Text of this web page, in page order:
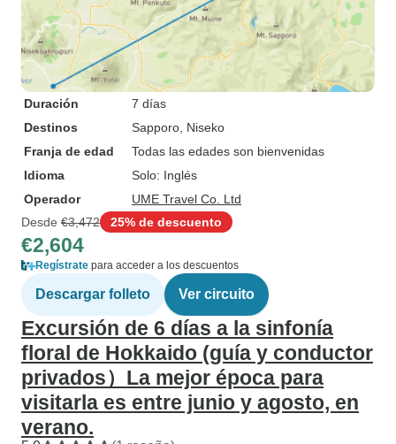
Duración
7 días
Destinos
Sapporo , Niseko
Franja de edad
Todas las edades son bienvenidas
Idioma
Solo: Inglés
Operador
UME Travel Co. Ltd
Desde €3,472 25% de descuento
€2,604
Regístrate para acceder a los descuentos
Descargar folleto Ver circuito
Excursión de 6 días a la sinfonía
floral de Hokkaido (guía y conductor
privados）La mejor época para
visitarla es entre junio y agosto, en
verano.